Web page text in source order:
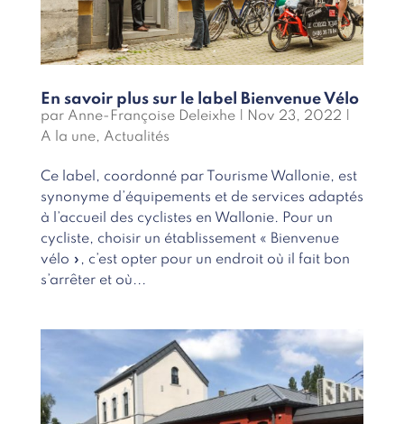
En savoir plus sur le label Bienvenue Vélo
par Anne-Françoise Deleixhe| Nov 23, 2022
A la une, Actualités
Ce label, coordonné par Tourisme Wallonie, est
synonyme d’équipements et de services adaptés
à l’accueil des cyclistes en Wallonie. Pour un
cycliste, choisir un établissement « Bienvenue
vélo », c’est opter pour un endroit où il fait bon
s’arrêter et où...